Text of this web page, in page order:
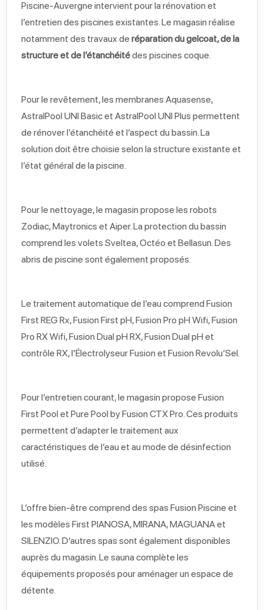
Piscine-Auvergne intervient pour la rénovation et
l’entretien des piscines existantes. Le magasin réalise
notamment des travaux de réparation du gelcoat, de la
structure et de l’étanchéitédes piscines coque.
Pour le revêtement, les membranes Aquasense,
AstralPool UNI Basic et AstralPool UNI Plus permettent
de rénover l’étanchéité et l’aspect du bassin. La
solution doit être choisie selon la structure existante et
l’état général de la piscine.
Pour le nettoyage, le magasin propose les robots
Zodiac, Maytronics et Aiper. La protection du bassin
comprend les volets Sveltea, Octéo et Bellasun. Des
abris de piscine sont également proposés.
Le traitement automatique de l’eau comprend Fusion
First REG Rx, Fusion First pH, Fusion Pro pH Wifi, Fusion
Pro RX Wifi, Fusion Dual pH RX, Fusion Dual pH et
contrôle RX, l’Électrolyseur Fusion et Fusion Revolu’Sel.
Pour l’entretien courant, le magasin propose Fusion
First Pool et Pure Pool by Fusion CTX Pro. Ces produits
permettent d’adapter le traitement aux
caractéristiques de l’eau et au mode de désinfection
utilisé.
L’offre bien-être comprend des spas Fusion Piscine et
les modèles First PIANOSA, MIRANA, MAGUANA et
SILENZIO. D’autres spas sont également disponibles
auprès du magasin. Le sauna complète les
équipements proposés pour aménager un espace de
détente.